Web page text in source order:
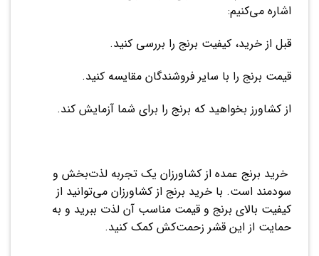
اشاره می‌کنیم:
قبل از خرید، کیفیت برنج را بررسی کنید.
قیمت برنج را با سایر فروشندگان مقایسه کنید.
از کشاورز بخواهید که برنج را برای شما آزمایش کند.
خرید برنج عمده از کشاورزان یک تجربه لذت‌بخش و
سودمند است. با خرید برنج از کشاورزان می‌توانید از
کیفیت بالای برنج و قیمت مناسب آن لذت ببرید و به
حمایت از این قشر زحمت‌کش کمک کنید.